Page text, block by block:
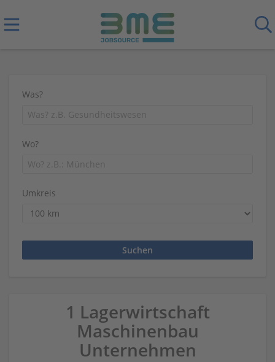
Was?
Wo?
Umkreis
1 Lagerwirtschaft
Maschinenbau
Unternehmen